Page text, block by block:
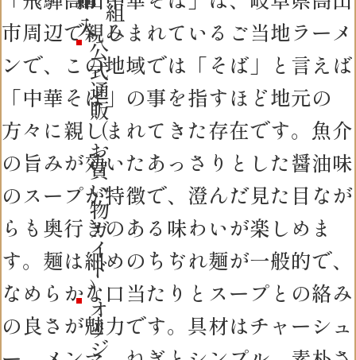
入
公
式
通
販
（
お
買
い
物
ガ
イ
ド
）
オ
リ
ジ
組
み
市周辺で親しまれているご当地ラーメ
ンで、この地域では「そば」と言えば
「中華そば」の事を指すほど地元の
方々に親しまれてきた存在です。魚介
の旨みが効いたあっさりとした醤油味
のスープが特徴で、澄んだ見た目なが
らも奥行きのある味わいが楽しめま
す。麺は細めのちぢれ麺が一般的で、
なめらかな口当たりとスープとの絡み
の良さが魅力です。具材はチャーシュ